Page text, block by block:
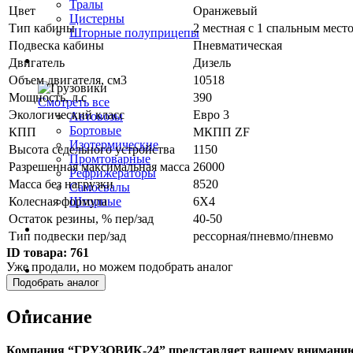
Тралы
Цистерны
Шторные полуприцепы
Грузовики
Смотреть все
Автовозы
Бортовые
Изотермические
Промтоварные
Рефрижераторы
Самосвалы
Шторные
Коммерческие авто
Автобусы
Цвет
Оранжевый
Тип кабины
2 местная с 1 спальным
Подвеска кабины
Пневматическая
Двигатель
Дизель
Объем двигателя, см3
10518
Мощность, л.с
390
Экологический класс
Евро 3
КПП
МКПП ZF
Высота седельного устройства
1150
Разрешенная максимальная масса 26000
Масса без нагрузки
8520
Колесная формула
6Х4
Остаток резины, % пер/зад
40-50
Тип подвески пер/зад
рессорная/пневмо/пневмо
ID товара: 761
Уже продали, но можем подобрать аналог
Подобрать аналог
Описание
Компания “ГРУЗОВИК-24” представляет вашему